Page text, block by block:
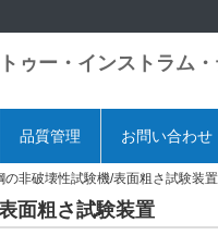
ゥー・インストラム
品質管理 お問い合わせ
の非破壊性試験機/表面粗さ試験装置
面粗さ試験装置